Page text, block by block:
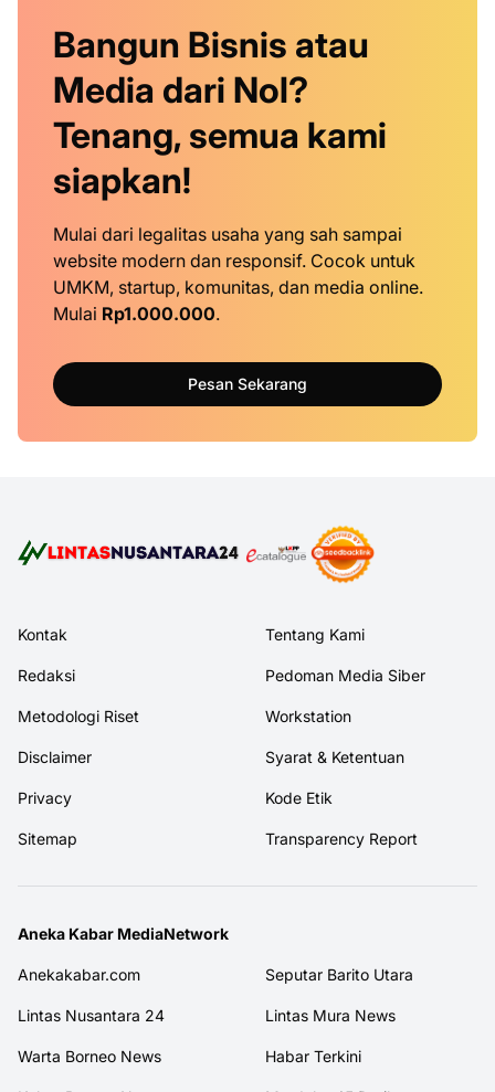
Bangun Bisnis atau
Media dari Nol?
Tenang, semua kami
siapkan!
Mulai dari legalitas usaha yang sah sampai
website modern dan responsif. Cocok untuk
UMKM, startup, komunitas, dan media online.
Mulai Rp1.000.000.
Pesan Sekarang
Kontak Tentang Kami
Redaksi Pedoman Media Siber
Metodologi Riset Workstation
Disclaimer Syarat & Ketentuan
Privacy Kode Etik
Sitemap Transparency Report
Aneka Kabar MediaNetwork
Anekakabar.com Seputar Barito Utara
Lintas Nusantara 24 Lintas Mura News
Warta Borneo News Habar Terkini